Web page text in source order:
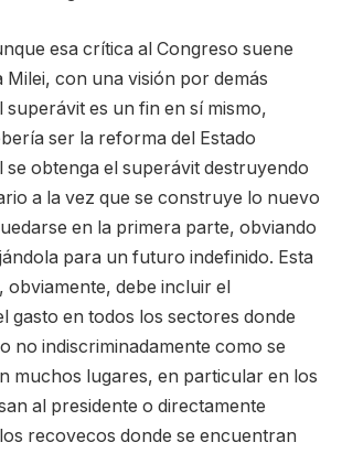
esa crítica al Congreso suene
con una visión por demás
superávit es un fin en sí mismo,
ser la reforma del Estado
se obtenga el superávit destruyendo
a la vez que se construye lo nuevo
en la primera parte, obviando
para un futuro indefinido. Esta
debe incluir el
gasto en todos los sectores donde
no indiscriminadamente como se
muchos lugares, en particular en los
al presidente o directamente
recovecos donde se encuentran